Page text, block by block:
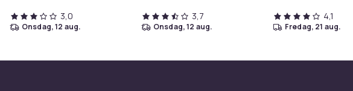
3,0
onsdag, 12 aug.
3,7
onsdag, 12 aug.
4,1
fredag, 21 aug.